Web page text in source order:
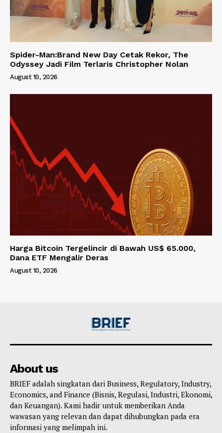
Spider-Man:Brand New Day Cetak Rekor, The
Odyssey Jadi Film Terlaris Christopher Nolan
August 10, 2026
Harga Bitcoin Tergelincir di Bawah US$ 65.000,
Dana ETF Mengalir Deras
August 10, 2026
About us
BRIEF adalah singkatan dari Business, Regulatory, Industry,
Economics, and Finance (Bisnis, Regulasi, Industri, Ekonomi,
dan Keuangan). Kami hadir untuk memberikan Anda
wawasan yang relevan dan dapat dihubungkan pada era
informasi yang melimpah ini.